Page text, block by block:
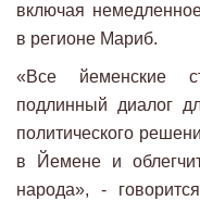
включая
в регионе Мариб.
«Все йеменские
подлинный диалог
политического
в Йемене и
народа», -